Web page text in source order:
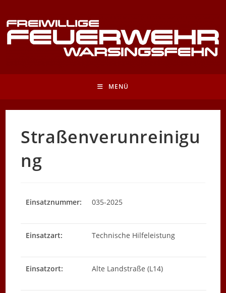
Inhalt
springen
MENÜ
Straßenverunreinigu
ng
Einsatznummer: 035-2025
Einsatzart: Technische Hilfeleistung
Einsatzort: Alte Landstraße (L14)